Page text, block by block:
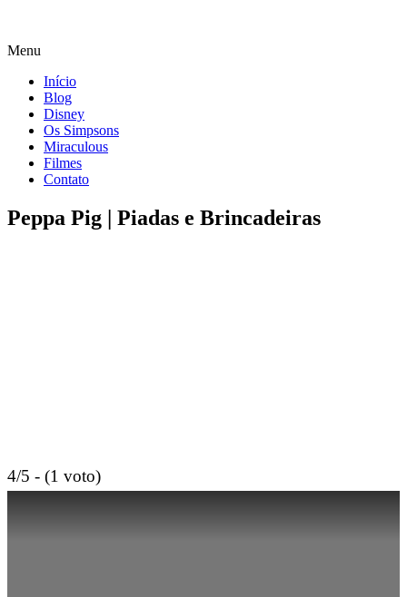
Menu
Início
Blog
Disney
Os Simpsons
Miraculous
Filmes
Contato
Peppa Pig | Piadas e Brincadeiras
4/5 - (1 voto)